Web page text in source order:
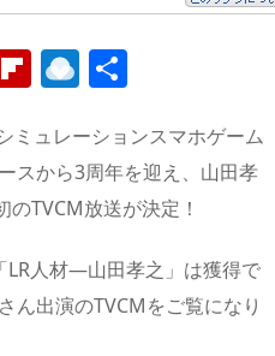
Fl
b
o
ar
d
R
n
d
ro
p.
io
ミュレーションスマホゲーム
スから3周年を迎え、山田孝
TVCM放送が決定！
LR人材—山田孝之」は獲得で
ん出演のTVCMをご覧になり